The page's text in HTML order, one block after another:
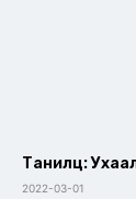
Танилц:
2022-03-01